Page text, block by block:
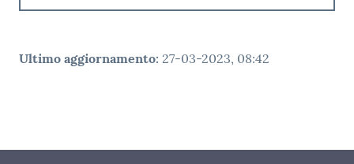
Ultimo aggiornamento: 27-03-2023, 08:42